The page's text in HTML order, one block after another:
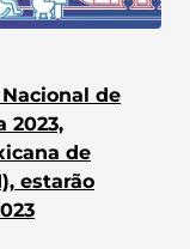
de
2023,
de
estarão